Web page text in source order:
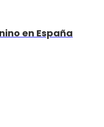
en España